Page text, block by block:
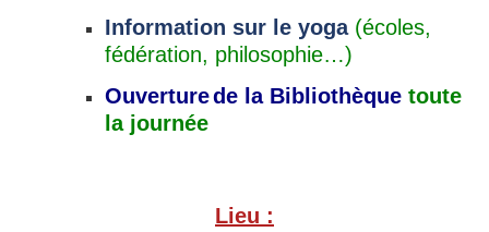
Information sur le yoga (écoles,
fédération, philosophie…)
Ouverturede la Bibliothèque toute
la journée
Lieu :